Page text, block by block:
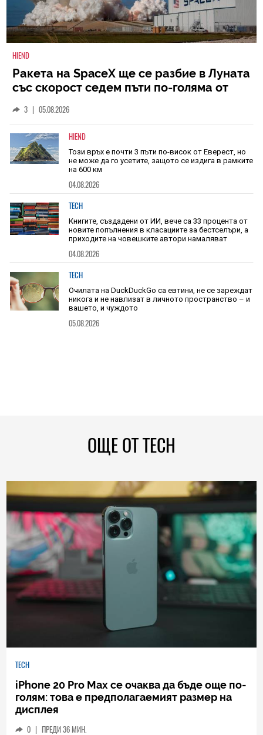
HIEND
Ракета на SpaceX ще се разбие в Луната
със скорост седем пъти по-голяма от
3 | 05.08.2026
HIEND
Този връх е почти 3 пъти по-висок от Еверест, но
не може да го усетите, защото се издига в рамките
на 600 км
04.08.2026
TECH
Книгите, създадени от ИИ, вече са 33 процента от
новите попълнения в класациите за бестселъри, а
приходите на човешките автори намаляват
04.08.2026
TECH
Очилата на DuckDuckGo са евтини, не се зареждат
никога и не навлизат в личното пространство – и
вашето, и чуждото
05.08.2026
ОЩЕ ОТ TECH
TECH
iPhone 20 Pro Max се очаква да бъде още по-
голям: това е предполагаемият размер на
дисплея
0 | ПРЕДИ 36 МИН.